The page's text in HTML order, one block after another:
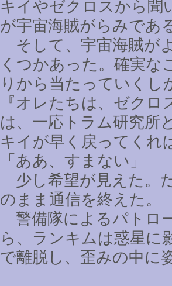
キイやゼクロスから聞
が宇宙海賊がらみであ
そして、宇宙海賊が
くつかあった。確実な
りから当たっていくし
『オレたちは、ゼク
は、一応トラム研究所
キイが早く戻ってくれ
「ああ、すまない」
少し希望が見えた。
のまま通信を終えた。
警備隊によるパトロ
ら、ランキムは惑星に
で離脱し、歪みの中に